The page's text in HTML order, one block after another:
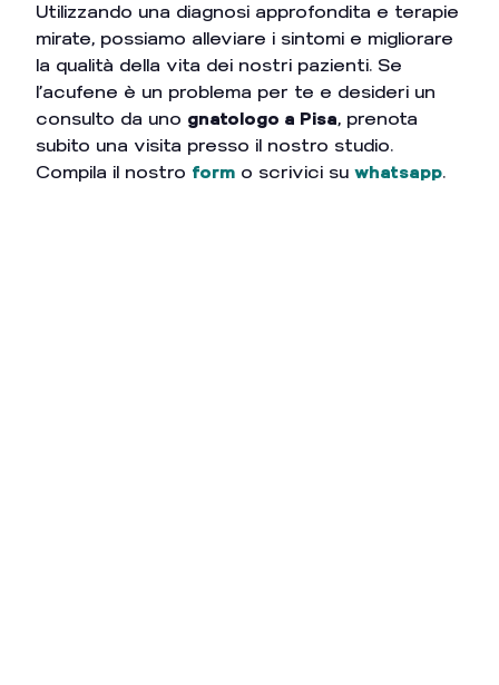
Utilizzando una diagnosi approfondita e terapie
mirate, possiamo alleviare i sintomi e migliorare
la qualità della vita dei nostri pazienti. Se
l’acufene è un problema per te e desideri un
consulto da uno gnatologo a Pisa, prenota
subito una visita presso il nostro studio.
Compila il nostro form o scrivici su whatsapp.